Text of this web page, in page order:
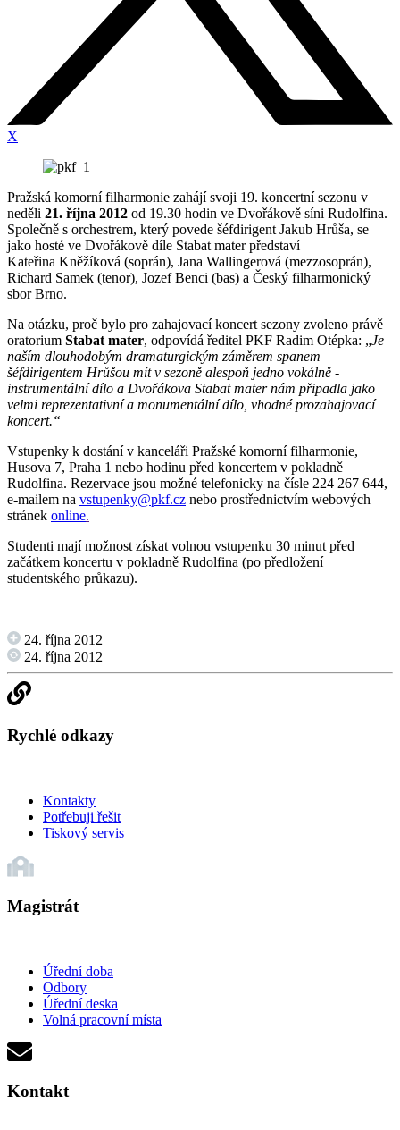
X
Pražská komorní filharmonie zahájí svoji 19. koncertní sezonu v
neděli 21. října 2012 od 19.30 hodin ve Dvořákově síni Rudolfina.
Společně s orchestrem, který povede šéfdirigent Jakub Hrůša, se
jako hosté ve Dvořákově díle Stabat mater představí
Kateřina Kněžíková (soprán), Jana Wallingerová (mezzosoprán),
Richard Samek (tenor), Jozef Benci (bas) a Český filharmonický
sbor Brno.
Na otázku, proč bylo pro zahajovací koncert sezony zvoleno právě
oratorium Stabat mater, odpovídá ředitel PKF Radim Otépka: „Je
naším dlouhodobým dramaturgickým záměrem spanem
šéfdirigentem Hrůšou mít v sezoně alespoň jedno vokálně -
instrumentální dílo a Dvořákova Stabat mater nám připadla jako
velmi reprezentativní a monumentální dílo, vhodné prozahajovací
koncert.“
Vstupenky k dostání v kanceláři Pražské komorní filharmonie,
Husova 7, Praha 1 nebo hodinu před koncertem v pokladně
Rudolfina. Rezervace jsou možné telefonicky na čísle 224 267 644,
e-mailem na vstupenky@pkf.cz nebo prostřednictvím webových
stránek online.
Studenti mají možnost získat volnou vstupenku 30 minut před
začátkem koncertu v pokladně Rudolfina (po předložení
studentského průkazu).
24. října 2012
24. října 2012
Rychlé odkazy
Kontakty
Potřebuji řešit
Tiskový servis
Magistrát
Úřední doba
Odbory
Úřední deska
Volná pracovní místa
Kontakt